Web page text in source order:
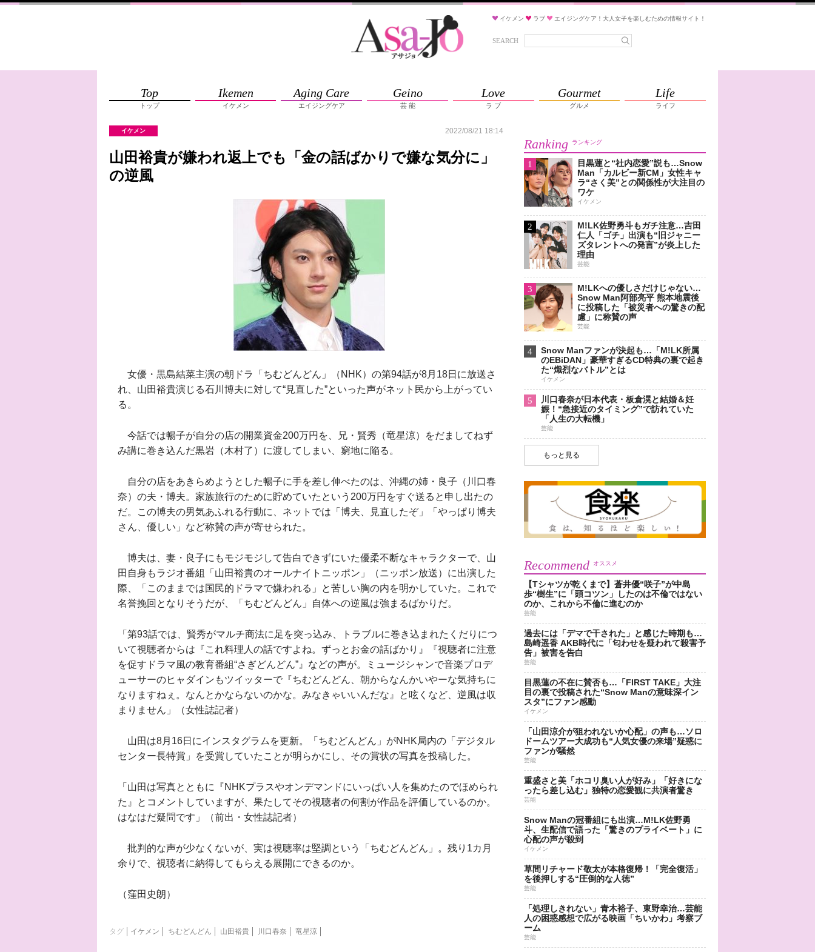
イケメン ラブ エイジングケア！大人女子を楽しむための情報サイト！
SEARCH
Top
トップ
Ikemen
イケメン
Aging Care
エイジングケア
Geino
芸 能
Love
ラ ブ
Gourmet
グルメ
Life
ライフ
イケメン 2022/08/21 18:14
山田裕貴が嫌われ返上でも「金の話ばかりで嫌な気分に」
の逆風
女優・黒島結菜主演の朝ドラ「ちむどんどん」（NHK）の第94話が8月18日に放送さ
れ、山田裕貴演じる石川博夫に対して“見直した”といった声がネット民から上がってい
る。
今話では暢子が自分の店の開業資金200万円を、兄・賢秀（竜星涼）をだましてねず
み講に巻き込んだ黒岩（木村了）に渡してしまい、窮地に陥る。
自分の店をあきらめようとした暢子に手を差し伸べたのは、沖縄の姉・良子（川口春
奈）の夫・博夫。家族旅行のために貯めていたという200万円をすぐ送ると申し出たの
だ。この博夫の男気あふれる行動に、ネットでは「博夫、見直したぞ」「やっぱり博夫
さん、優しい」など称賛の声が寄せられた。
博夫は、妻・良子にもモジモジして告白できずにいた優柔不断なキャラクターで、山
田自身もラジオ番組「山田裕貴のオールナイトニッポン」（ニッポン放送）に出演した
際、「このままでは国民的ドラマで嫌われる」と苦しい胸の内を明かしていた。これで
名誉挽回となりそうだが、「ちむどんどん」自体への逆風は強まるばかりだ。
「第93話では、賢秀がマルチ商法に足を突っ込み、トラブルに巻き込まれたくだりにつ
いて視聴者からは『これ料理人の話ですよね。ずっとお金の話ばかり』『視聴者に注意
を促すドラマ風の教育番組“さぎどんどん”』などの声が。ミュージシャンで音楽プロデ
ューサーのヒャダインもツイッターで『ちむどんどん、朝からなんかいやーな気持ちに
なりますねぇ。なんとかならないのかな。みなきゃいいんだな』と呟くなど、逆風は収
まりません」（女性誌記者）
山田は8月16日にインスタグラムを更新。「ちむどんどん」がNHK局内の「デジタル
センター長特賞」を受賞していたことが明らかにし、その賞状の写真を投稿した。
「山田は写真とともに『NHKプラスやオンデマンドにいっぱい人を集めたのでほめられ
た』とコメントしていますが、果たしてその視聴者の何割が作品を評価しているのか。
はなはだ疑問です」（前出・女性誌記者）
批判的な声が少なくないが、実は視聴率は堅調という「ちむどんどん」。残り1カ月
余りで、視聴者に納得してもらえる展開にできるのか。
（窪田史朗）
タグ イケメン ちむどんどん 山田裕貴 川口春奈 竜星涼
Ranking ランキング
1
目黒蓮と“社内恋愛”説も…Snow
Man「カルビー新CM」女性キャ
ラ“さく美”との関係性が大注目の
ワケ
イケメン
2
M!LK佐野勇斗もガチ注意…吉田
仁人「ゴチ」出演も“旧ジャニー
ズタレントへの発言”が炎上した
理由
芸能
3
M!LKへの優しさだけじゃない…
Snow Man阿部亮平 熊本地震後
に投稿した「被災者への驚きの配
慮」に称賛の声
芸能
4
Snow Manファンが決起も…「M!LK所属
のEBiDAN」豪華すぎるCD特典の裏で起き
た“熾烈なバトル”とは
イケメン
5
川口春奈が日本代表・板倉滉と結婚＆妊
娠！“急接近のタイミング”で訪れていた
「人生の大転機」
芸能
もっと見る
Recommend オススメ
【Tシャツが乾くまで】蒼井優“咲子”が中島
歩“樹生”に「頭コツン」したのは不倫ではない
のか、これから不倫に進むのか
芸能
過去には「デマで干された」と感じた時期も…
島崎遥香 AKB時代に「匂わせを疑われて殺害予
告」被害を告白
芸能
目黒蓮の不在に賛否も…「FIRST TAKE」大注
目の裏で投稿された“Snow Manの意味深イン
スタ”にファン感動
イケメン
「山田涼介が狙われないか心配」の声も…ソロ
ドームツアー大成功も“人気女優の来場”疑惑に
ファンが騒然
芸能
重盛さと美「ホコリ臭い人が好み」「好きにな
ったら差し込む」独特の恋愛観に共演者驚き
芸能
Snow Manの冠番組にも出演…M!LK佐野勇
斗、生配信で語った「驚きのプライベート」に
心配の声が殺到
イケメン
草間リチャード敬太が本格復帰！「完全復活」
を後押しする“圧倒的な人徳”
芸能
「処理しきれない」青木裕子、東野幸治…芸能
人の困惑感想で広がる映画「ちいかわ」考察ブ
ーム
芸能